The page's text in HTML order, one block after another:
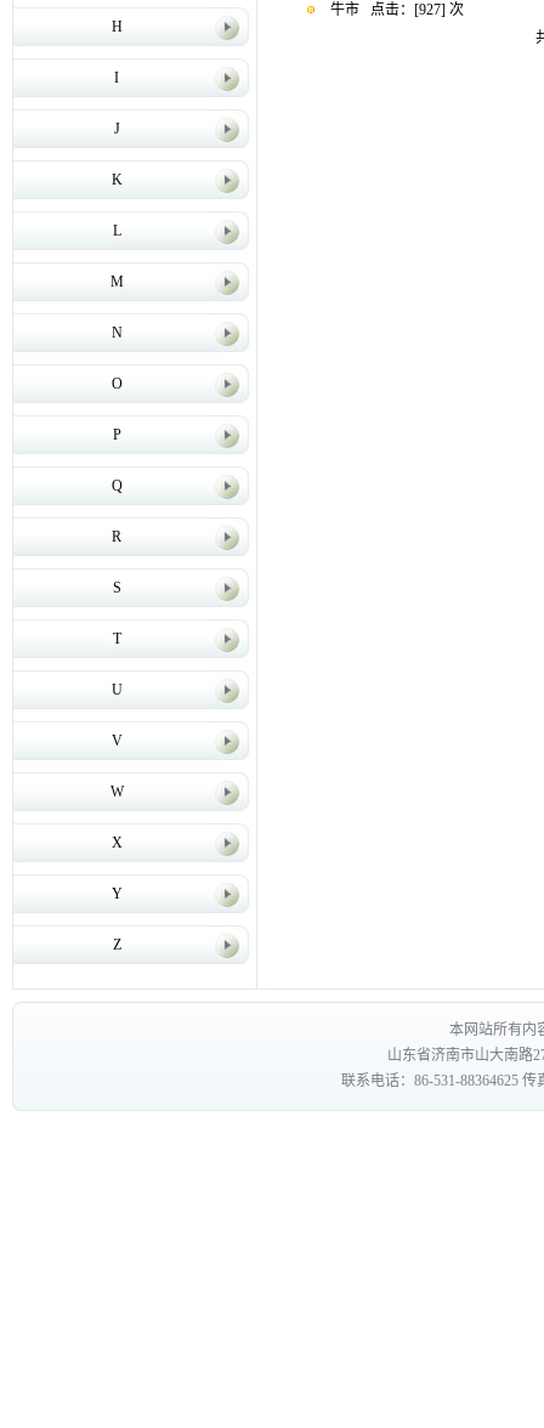
H
I
J
K
L
M
N
O
P
Q
R
S
T
U
V
W
X
Y
Z
牛市点击：[927] 次
本网站所有内
山东省济南市山大南路
联系电话：86-531-88364625 传